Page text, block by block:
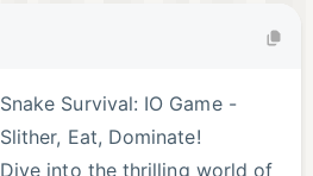
Snake Survival: IO Game -
Slither, Eat, Dominate!
Dive into the thrilling world of